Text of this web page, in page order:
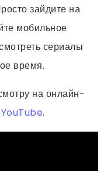
зайдите на
мобильное
сериалы
время.
на онлайн-
YouTube.